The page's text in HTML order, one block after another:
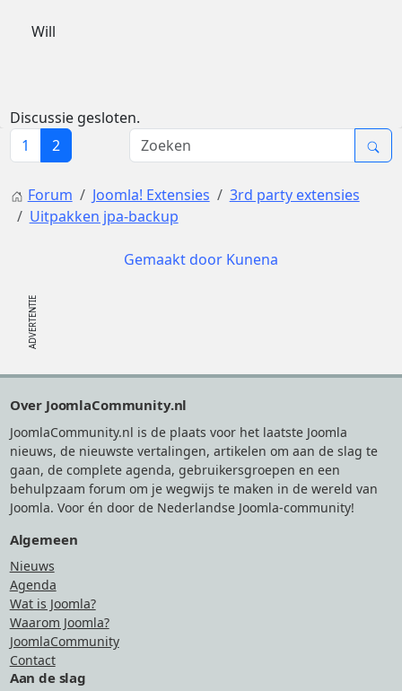
Will
Discussie gesloten.
1
2
Forum Joomla! Extensies
3rd party extensies
Uitpakken jpa-backup
Gemaakt door Kunena
Over JoomlaCommunity.nl
JoomlaCommunity.nl is de plaats voor het laatste Joomla
nieuws, de nieuwste vertalingen, artikelen om aan de slag te
gaan, de complete agenda, gebruikersgroepen en een
behulpzaam forum om je wegwijs te maken in de wereld van
Joomla. Voor én door de Nederlandse Joomla-community!
Algemeen
Nieuws
Agenda
Wat is Joomla?
Waarom Joomla?
JoomlaCommunity
Contact
Aan de slag